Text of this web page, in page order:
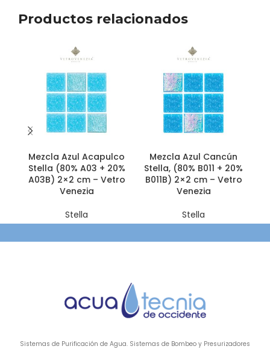
Productos relacionados
Mezcla Azul Acapulco
Stella (80% A03 + 20%
A03B) 2×2 cm – Vetro
Venezia
Stella
Mezcla Azul Cancún
Stella, (80% B011 + 20%
B011B) 2×2 cm – Vetro
Venezia
Stella
Sistemas de Purificación de Agua. Sistemas de Bombeo y Presurizadores